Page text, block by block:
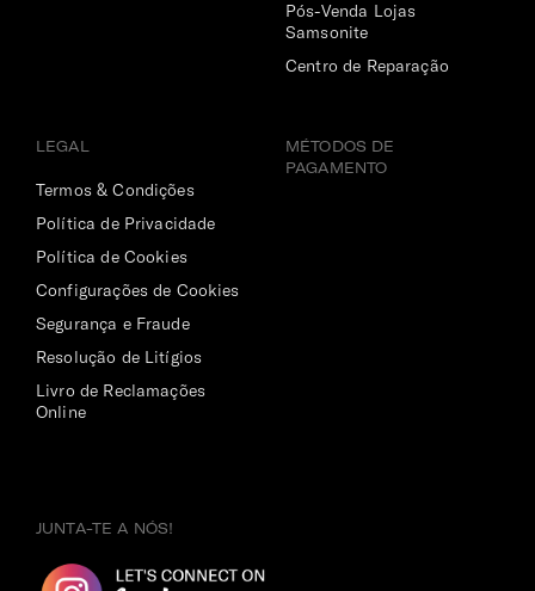
Pós-Venda Lojas
Samsonite
Centro de Reparação
LEGAL
Termos & Condições
Política de Privacidade
Política de Cookies
Configurações de Cookies
Segurança e Fraude
Resolução de Litígios
Livro de Reclamações
Online
MÉTODOS DE
PAGAMENTO
JUNTA-TE A NÓS!